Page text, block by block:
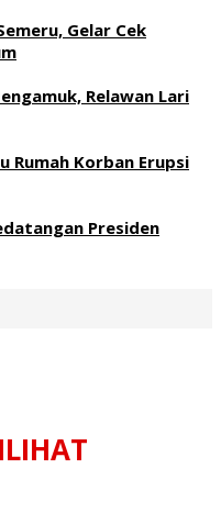
Gelar Cek
Relawan Lari
Rumah Korban Erupsi
Presiden